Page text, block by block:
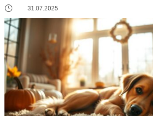
} 31.07.2025